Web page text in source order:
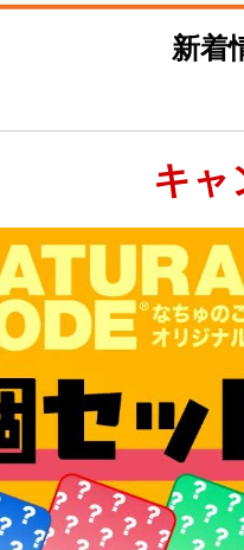
新着
キャ